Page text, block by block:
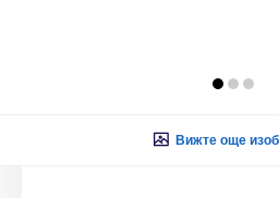
Вижте още